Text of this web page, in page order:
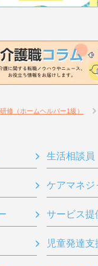
修（ホームヘルパー1級）
生活相談員
ケアマネジ
サービス提
児童発達